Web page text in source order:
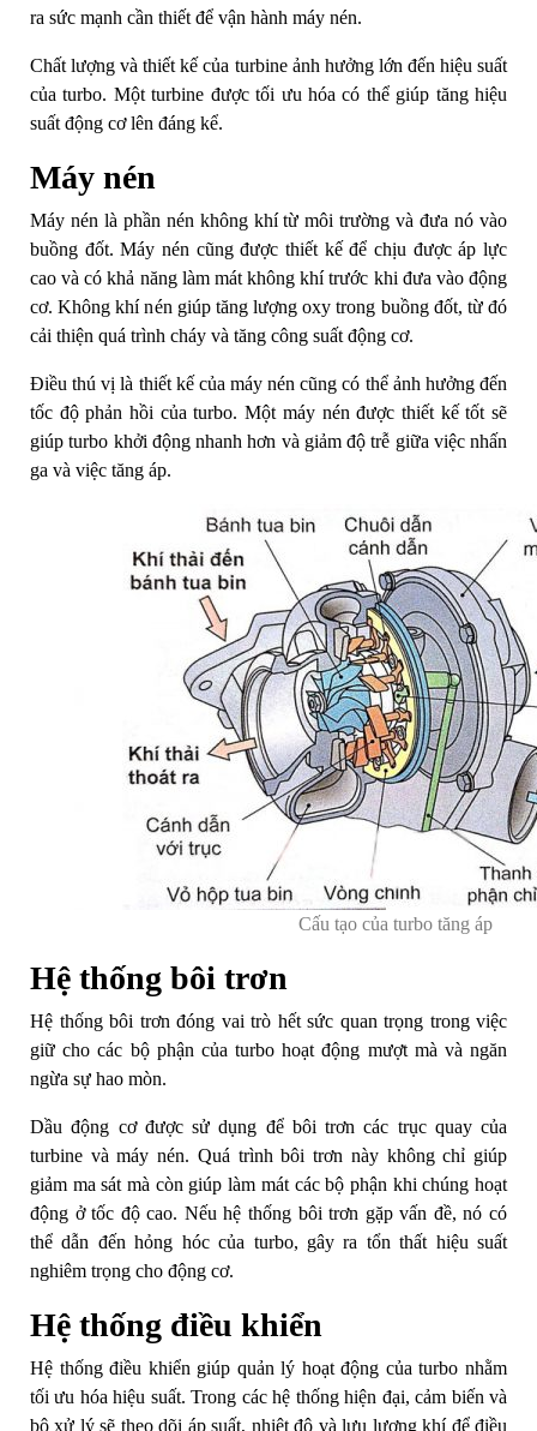
ra sức mạnh cần thiết để vận hành máy nén.
Chất lượng và thiết kế của turbine ảnh hưởng lớn đến hiệu suất
của turbo. Một turbine được tối ưu hóa có thể giúp tăng hiệu
suất động cơ lên đáng kể.
Máy nén
Máy nén là phần nén không khí từ môi trường và đưa nó vào
buồng đốt. Máy nén cũng được thiết kế để chịu được áp lực
cao và có khả năng làm mát không khí trước khi đưa vào động
cơ. Không khí nén giúp tăng lượng oxy trong buồng đốt, từ đó
cải thiện quá trình cháy và tăng công suất động cơ.
Điều thú vị là thiết kế của máy nén cũng có thể ảnh hưởng đến
tốc độ phản hồi của turbo. Một máy nén được thiết kế tốt sẽ
giúp turbo khởi động nhanh hơn và giảm độ trễ giữa việc nhấn
ga và việc tăng áp.
Cấu tạo của turbo tăng áp
Hệ thống bôi trơn
Hệ thống bôi trơn đóng vai trò hết sức quan trọng trong việc
giữ cho các bộ phận của turbo hoạt động mượt mà và ngăn
ngừa sự hao mòn.
Dầu động cơ được sử dụng để bôi trơn các trục quay của
turbine và máy nén. Quá trình bôi trơn này không chỉ giúp
giảm ma sát mà còn giúp làm mát các bộ phận khi chúng hoạt
động ở tốc độ cao. Nếu hệ thống bôi trơn gặp vấn đề, nó có
thể dẫn đến hỏng hóc của turbo, gây ra tổn thất hiệu suất
nghiêm trọng cho động cơ.
Hệ thống điều khiển
Hệ thống điều khiển giúp quản lý hoạt động của turbo nhằm
tối ưu hóa hiệu suất. Trong các hệ thống hiện đại, cảm biến và
bộ xử lý sẽ theo dõi áp suất, nhiệt độ và lưu lượng khí để điều